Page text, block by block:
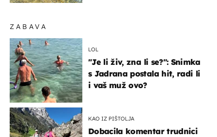
ZABAVA
LOL
"Je li živ, zna li se?": Snimka
s Jadrana postala hit, radi li
i vaš muž ovo?
KAO IZ PIŠTOLJA
Dobacila komentar trudnici